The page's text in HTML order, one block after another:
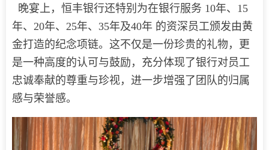
晚宴上，恒丰银行还特别为在银行服务 10年、15
年、20年、25年、35年及40年 的资深员工颁发由黄
金打造的纪念项链。这不仅是一份珍贵的礼物，更
是一种高度的认可与鼓励，充分体现了银行对员工
忠诚奉献的尊重与珍视，进一步增强了团队的归属
感与荣誉感。